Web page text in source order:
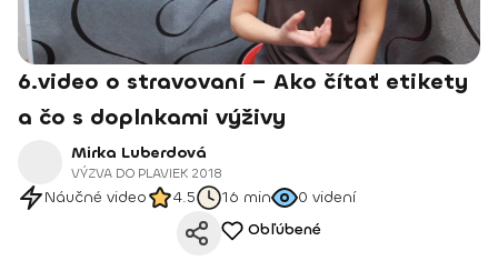
6.video o stravovaní – Ako čítať etikety
a čo s doplnkami výživy
Mirka Luberdová
VÝZVA DO PLAVIEK 2018
Náučné video 4.5 16 min 0 videní
Obľúbené